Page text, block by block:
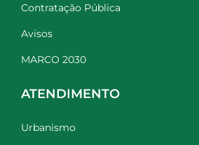
Contratação Pública
Avisos
MARCO 2030
ATENDIMENTO
Urbanismo